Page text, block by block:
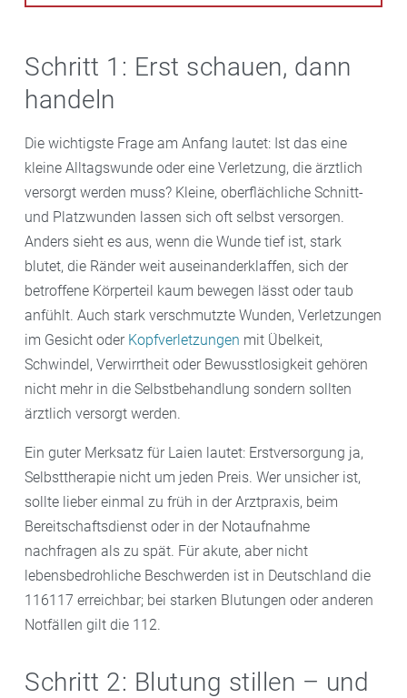
Schritt 1: Erst schauen, dann
handeln
Die wichtigste Frage am Anfang lautet: Ist das eine
kleine Alltagswunde oder eine Verletzung, die ärztlich
versorgt werden muss? Kleine, oberflächliche Schnitt-
und Platzwunden lassen sich oft selbst versorgen.
Anders sieht es aus, wenn die Wunde tief ist, stark
blutet, die Ränder weit auseinanderklaffen, sich der
betroffene Körperteil kaum bewegen lässt oder taub
anfühlt. Auch stark verschmutzte Wunden, Verletzungen
im Gesicht oder Kopfverletzungen mit Übelkeit,
Schwindel, Verwirrtheit oder Bewusstlosigkeit gehören
nicht mehr in die Selbstbehandlung sondern sollten
ärztlich versorgt werden.
Ein guter Merksatz für Laien lautet: Erstversorgung ja,
Selbsttherapie nicht um jeden Preis. Wer unsicher ist,
sollte lieber einmal zu früh in der Arztpraxis, beim
Bereitschaftsdienst oder in der Notaufnahme
nachfragen als zu spät. Für akute, aber nicht
lebensbedrohliche Beschwerden ist in Deutschland die
116117 erreichbar; bei starken Blutungen oder anderen
Notfällen gilt die 112.
Schritt 2: Blutung stillen – und